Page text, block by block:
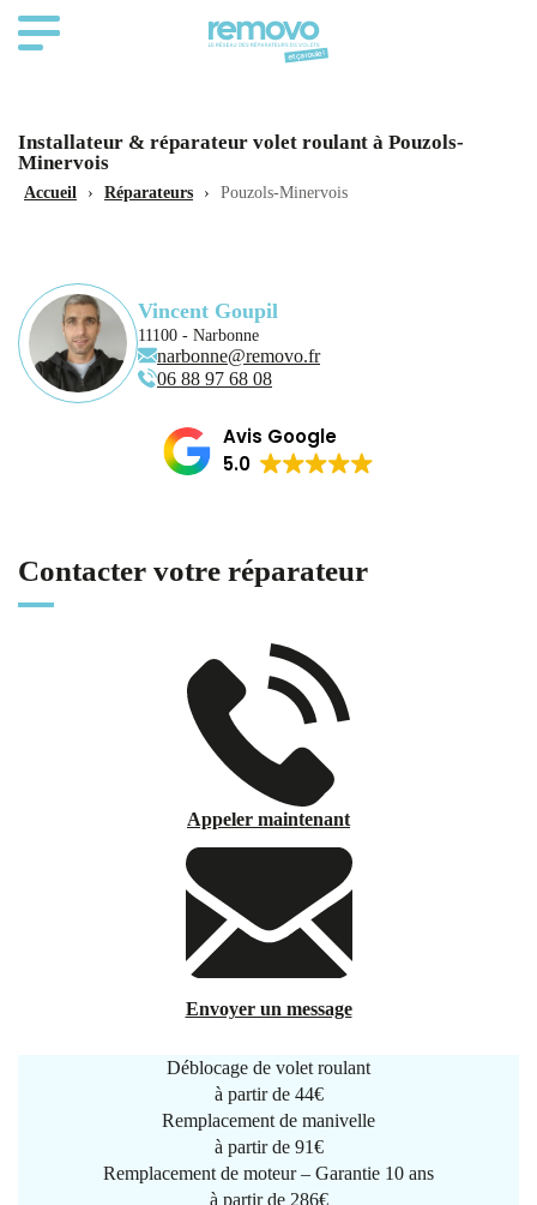
Installateur & réparateur volet roulant à Pouzols-
Minervois
Accueil › Réparateurs › Pouzols-Minervois
Vincent Goupil
11100 - Narbonne
narbonne@removo.fr
06 88 97 68 08
Avis Google
5.0
Contacter votre réparateur
Appeler maintenant
Envoyer un message
Déblocage de volet roulant
à partir de 44€
Remplacement de manivelle
à partir de 91€
Remplacement de moteur – Garantie 10 ans
à partir de 286€